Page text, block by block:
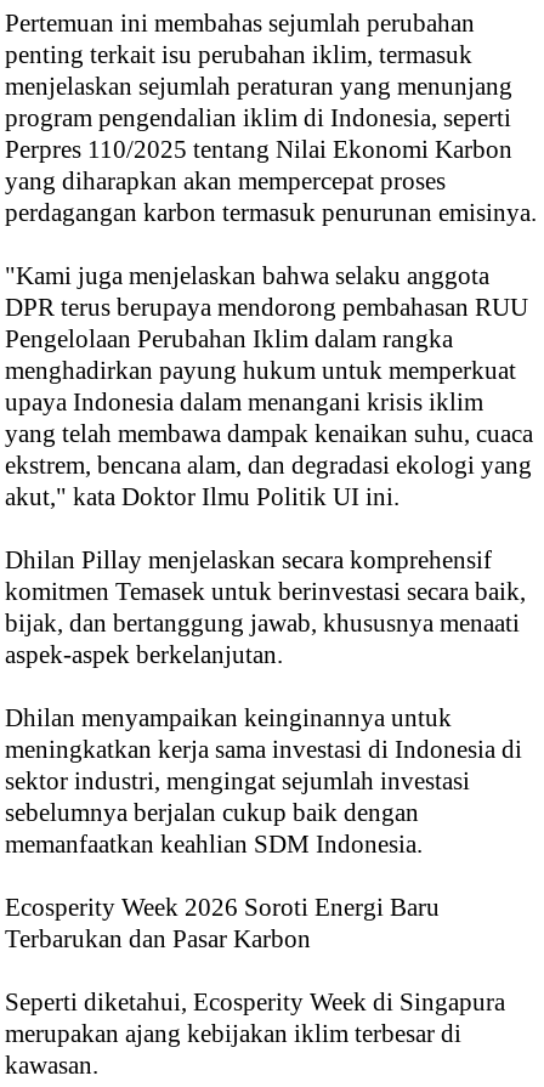
Pertemuan ini membahas sejumlah perubahan
penting terkait isu perubahan iklim, termasuk
menjelaskan sejumlah peraturan yang menunjang
program pengendalian iklim di Indonesia, seperti
Perpres 110/2025 tentang Nilai Ekonomi Karbon
yang diharapkan akan mempercepat proses
perdagangan karbon termasuk penurunan emisinya.
"Kami juga menjelaskan bahwa selaku anggota
DPR terus berupaya mendorong pembahasan RUU
Pengelolaan Perubahan Iklim dalam rangka
menghadirkan payung hukum untuk memperkuat
upaya Indonesia dalam menangani krisis iklim
yang telah membawa dampak kenaikan suhu, cuaca
ekstrem, bencana alam, dan degradasi ekologi yang
akut," kata Doktor Ilmu Politik UI ini.
Dhilan Pillay menjelaskan secara komprehensif
komitmen Temasek untuk berinvestasi secara baik,
bijak, dan bertanggung jawab, khususnya menaati
aspek-aspek berkelanjutan.
Dhilan menyampaikan keinginannya untuk
meningkatkan kerja sama investasi di Indonesia di
sektor industri, mengingat sejumlah investasi
sebelumnya berjalan cukup baik dengan
memanfaatkan keahlian SDM Indonesia.
Ecosperity Week 2026 Soroti Energi Baru
Terbarukan dan Pasar Karbon
Seperti diketahui, Ecosperity Week di Singapura
merupakan ajang kebijakan iklim terbesar di
kawasan.